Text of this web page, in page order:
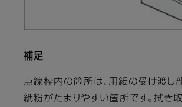
補足
点線枠内の箇所は、用紙の受け渡し
紙粉がたまりやすい箇所です。拭き